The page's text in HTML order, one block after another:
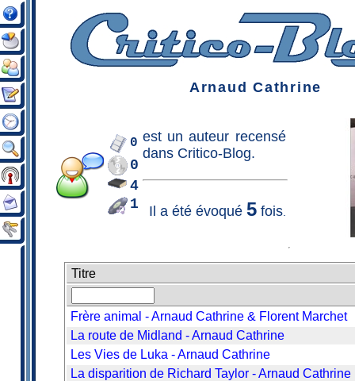
Arnaud Cathrine
0
0
4
1
est unauteur recensé
dans Critico-Blog.
Il a été évoqué 5fois.
Titre
Frère animal - Arnaud Cathrine & Florent Marchet
La route de Midland - Arnaud Cathrine
Les Vies de Luka - Arnaud Cathrine
La disparition de Richard Taylor - Arnaud Cathrine